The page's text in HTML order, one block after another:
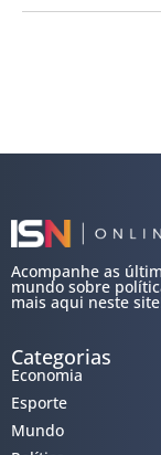
Acompanhe as
mundo sobre
mais aqui neste
Categorias
Economia
Esporte
Mundo